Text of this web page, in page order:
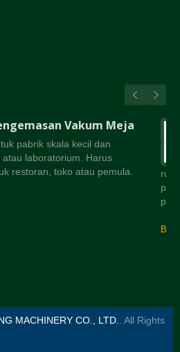
Vakum Meja
pabrik skala kecil dan
atau laboratorium. Harus
restoran, toko atau pemula.
MACHINERY CO., LTD.
. All Rights